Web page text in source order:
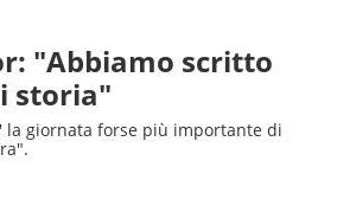
"Abbiamo scritto
storia"
la giornata forse più importante di